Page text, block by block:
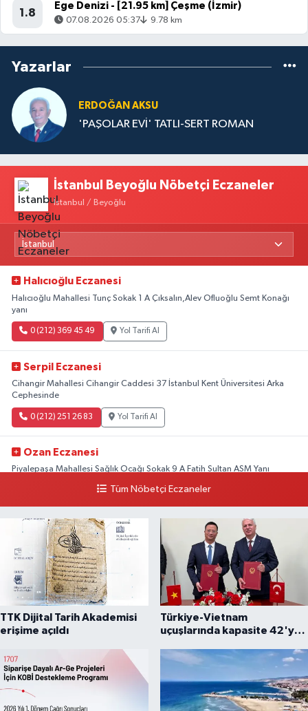
1.8
Ege Denizi - [21.95 km] Çeşme (İzmir)
07.08.2026 05:37 9.78 km
Yazarlar
ERDOĞAN AKSU
'PAŞOLAR EVİ' TATLI-SERT ROMAN
İstanbul Beyoğlu Nöbetçi Eczaneler
İstanbul / Beyoğlu
Halıcıoğlu Eczanesi
Halıcıoğlu Mahallesi Tunç Sokak 1 A Çıksalın,Alev Ofluoğlu Semt Konağı
yanı
0 (212) 369 45 49 Yol Tarifi Al
Serpil Eczanesi
Cihangir Mahallesi Cihangir Caddesi 37 İstanbul Kent Üniversitesi Arka
Cephesinde
0 (212) 251 26 83 Yol Tarifi Al
Ozan Eczanesi
Piyalepaşa Mahallesi Sağlık Ocağı Sokak 9 A Fatih Sultan ASM Yanı
Yol Tarifi Al
Tüm Nöbetçi Eczaneler
TTK Dijital Tarih Akademisi
erişime açıldı
Türkiye-Vietnam
uçuşlarında kapasite 42'ye